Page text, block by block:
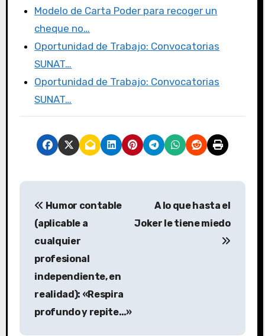
Modelo de Carta Poder para recoger un
cheque no…
Oportunidad de Trabajo: Convocatorias
SUNAT…
Oportunidad de Trabajo: Convocatorias
SUNAT…
Humor contable
(aplicable a
cualquier
profesional
independiente, en
realidad): «Respira
profundo y repite…»
A lo que hasta el
Joker le tiene miedo